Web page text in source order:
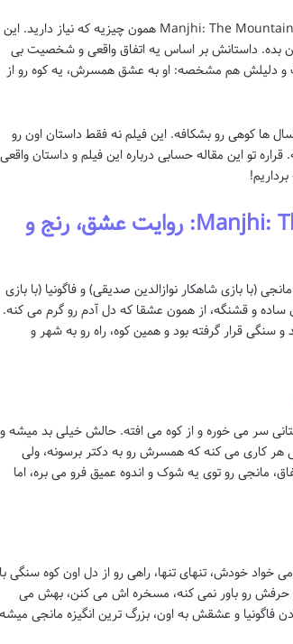
اگه دنبال یه فیلمی هستید که جون آدم رو از امید و اراده پر کنه، Manjhi: The Mountain Man همون چیزیه که نیاز دارید. این
بده. داستانش بر اساس یه اتفاق واقعی و شخصیت بی
دلیلش هم مشخصه: او به عشق همسرش، یه کوه رو از
ها کوهی رو بشکافه. این فیلم نه فقط داستان اون رو
تو این مقاله حسابی درباره این فیلم و داستان واقعی
خلاصه داستان فیلم Manjhi: The Mountain Man: روایت عشق، رنج و
(با بازی شاهکار نوازالدین صدیقی) و فاگونیا (با بازی
ساده و قشنگه، از همون عشقا که دل آدم رو گرم می کنه.
قرار گرفته بود و همین کوه، راه رو به شهر و
سر می خوره و از کوه می افته. حالش خیلی بد میشه و
هر کاری می کنه که همسرش رو به دکتر برسونه، ولی
مانجی رو توی یه شوک و اندوه عمیق فرو می بره، اما
خواد خودش، تنهای تنها، راهی رو از دل اون کوه سنگی
رو باور نمی کنه، مسخره اش می کنن، بهش می
و عشقش به اون، بزرگ ترین انگیزه مانجی